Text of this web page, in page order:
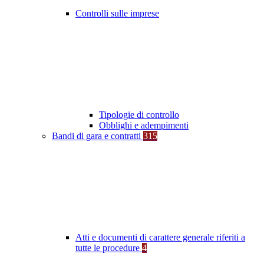
Controlli sulle imprese
Tipologie di controllo
Obblighi e adempimenti
Bandi di gara e contratti 315
Atti e documenti di carattere generale riferiti a
tutte le procedure 4